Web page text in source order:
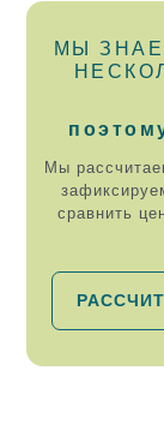
МЫ
Мы
сравнить